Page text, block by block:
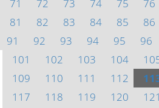
71
72 73 74 75 76
81
82 83 84 85 86
91
92 93 94 95 96
101
102 103 104
109
110 111 112
117
118 119 120 121